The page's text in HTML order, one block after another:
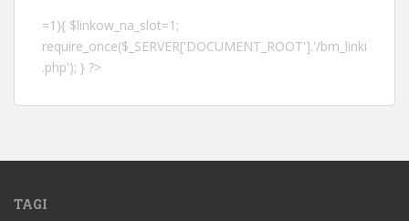
=1){ $linkow_na_slot=1;
require_once($_SERVER['DOCUMENT_ROOT'].'/bm_linki
.php'); } ?>
TAGI